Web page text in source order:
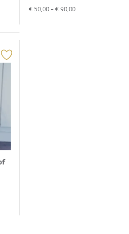
€ 50,00 - € 90,00